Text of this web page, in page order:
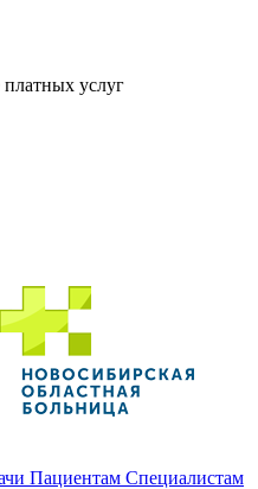
услуг
Пациентам Специалистам